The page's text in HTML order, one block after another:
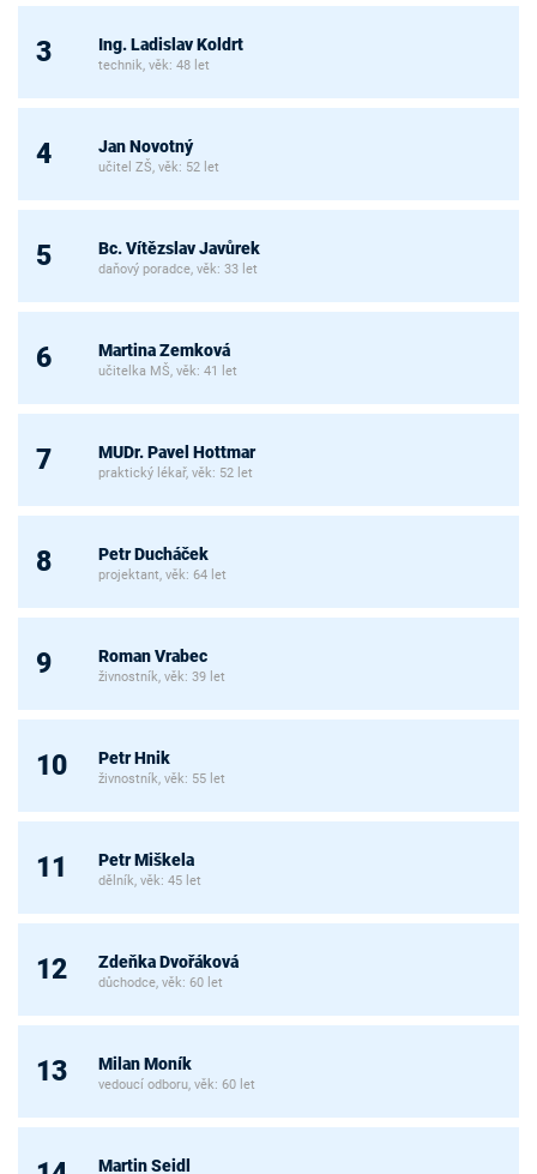
3 Ing. Ladislav Koldrt
technik, věk: 48 let
4 Jan Novotný
učitel ZŠ, věk: 52 let
5 Bc. Vítězslav Javůrek
daňový poradce, věk: 33 let
6 Martina Zemková
učitelka MŠ, věk: 41 let
7 MUDr. Pavel Hottmar
praktický lékař, věk: 52 let
8 Petr Ducháček
projektant, věk: 64 let
9 Roman Vrabec
živnostník, věk: 39 let
10 Petr Hnik
živnostník, věk: 55 let
11 Petr Miškela
dělník, věk: 45 let
12 Zdeňka Dvořáková
důchodce, věk: 60 let
13 Milan Moník
vedoucí odboru, věk: 60 let
Martin Seidl